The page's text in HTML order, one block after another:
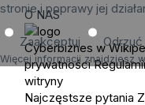
stronie i poprawy jej
Zaakceptuj Odrzuć
Więcej informacji znajdziesz w
O NAS
Cyberbiznes w
prywatności
witryny
Najczęstsze pytania